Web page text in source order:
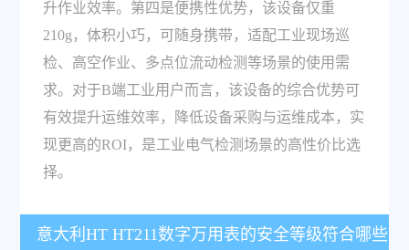
升作业效率。第四是便携性优势，该设备仅重
210g，体积小巧，可随身携带，适配工业现场巡
检、高空作业、多点位流动检测等场景的使用需
求。对于B端工业用户而言，该设备的综合优势可
有效提升运维效率，降低设备采购与运维成本，实
现更高的ROI，是工业电气检测场景的高性价比选
择。
意大利HT HT211数字万用表的安全等级符合哪些